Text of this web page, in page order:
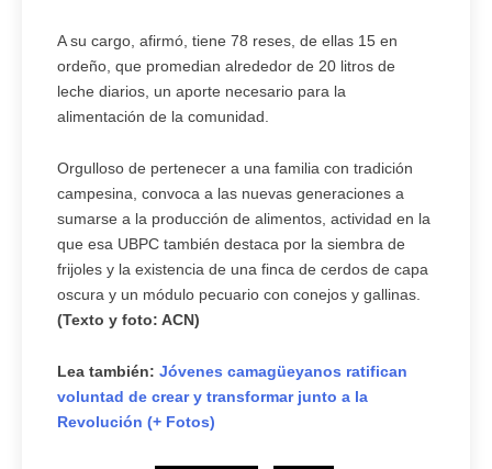
A su cargo, afirmó, tiene 78 reses, de ellas 15 en
ordeño, que promedian alrededor de 20 litros de
leche diarios, un aporte necesario para la
alimentación de la comunidad.
Orgulloso de pertenecer a una familia con tradición
campesina, convoca a las nuevas generaciones a
sumarse a la producción de alimentos, actividad en la
que esa UBPC también destaca por la siembra de
frijoles y la existencia de una finca de cerdos de capa
oscura y un módulo pecuario con conejos y gallinas.
(Texto y foto: ACN)
Lea también: Jóvenes camagüeyanos ratifican
voluntad de crear y transformar junto a la
Revolución (+ Fotos)